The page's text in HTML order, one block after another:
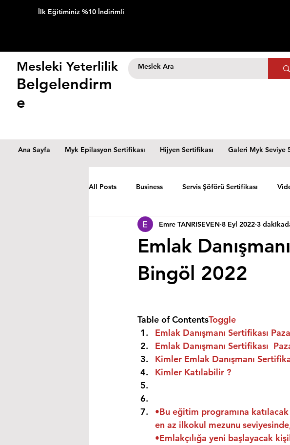
İlk Eğitiminiz %10 İndirimli
Mesleki Yeterlilik
Belgelendirm
e
Ana Sayfa Myk Epilasyon Sertifikası Hijyen Sertifikası Galeri Myk Seviye
All Posts Business Servis Şöförü Sertifikası
Emlak
Bingöl 2022
Emre TANRISEVEN 8 Eyl 2022 3
Table of ContentsToggle
Emlak Danışmanı Sertifikası
Emlak Danışmanı Sertifikası
Kimler Emlak Danışmanı
Kimler Katılabilir ?
•Bu eğitim programına
en az ilkokul mezunu
•Emlakçılığa yeni başlayacak